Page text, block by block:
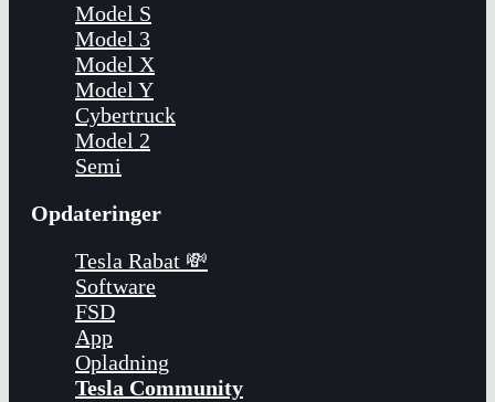
Model S
Model 3
Model X
Model Y
Cybertruck
Model 2
Semi
Opdateringer
Tesla Rabat 💸
Software
FSD
App
Opladning
Tesla Community